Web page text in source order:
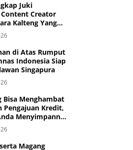
Juki
Creator
Kalteng Yang
Tiktok,
Facebook
di Atas Rumput
Indonesia Siap
Singapura
Bisa Menghambat
Pengajuan Kredit,
Menyimpannya
Magang